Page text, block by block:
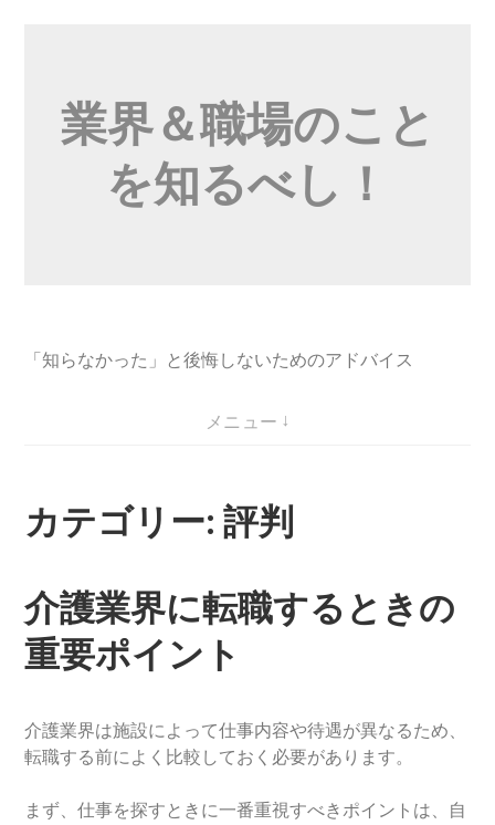
業界＆職場のこと
を知るべし！
「知らなかった」と後悔しないためのアドバイス
メニュー
カテゴリー:評判
介護業界に転職するときの
重要ポイント
介護業界は施設によって仕事内容や待遇が異なるため、
転職する前によく比較しておく必要があります。
まず、仕事を探すときに一番重視すべきポイントは、自